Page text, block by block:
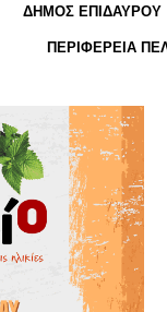
ΔΗΜΟΣ ΕΠΙΔΑΥΡΟΥ
ΠΕΡΙΦΕΡΕΙΑ